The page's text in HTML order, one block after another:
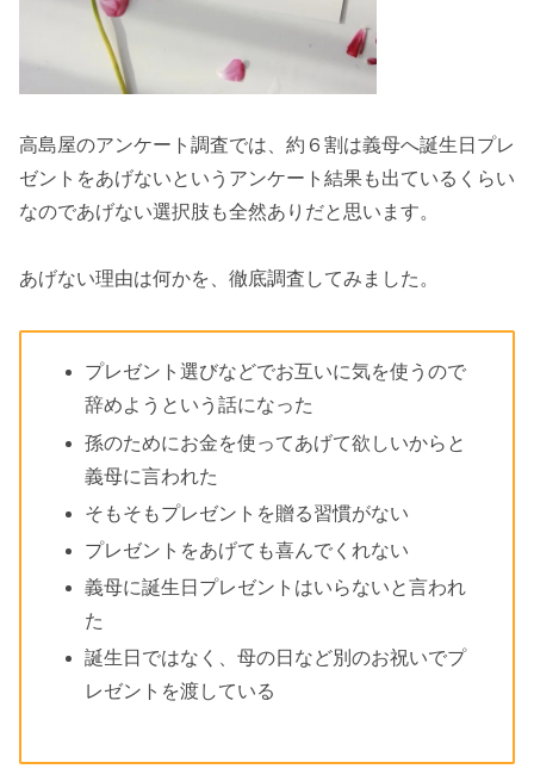
高島屋のアンケート調査では、約６割は義母へ誕生日プレ
ゼントをあげないというアンケート結果も出ているくらい
なのであげない選択肢も全然ありだと思います。
あげない理由は何かを、徹底調査してみました。
プレゼント選びなどでお互いに気を使うので
辞めようという話になった
孫のためにお金を使ってあげて欲しいからと
義母に言われた
そもそもプレゼントを贈る習慣がない
プレゼントをあげても喜んでくれない
義母に誕生日プレゼントはいらないと言われ
た
誕生日ではなく、母の日など別のお祝いでプ
レゼントを渡している